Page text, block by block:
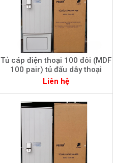
Tủ cáp điện thoại 100 đôi (MDF
100 pair) tủ đấu dây thoại
Liên hệ